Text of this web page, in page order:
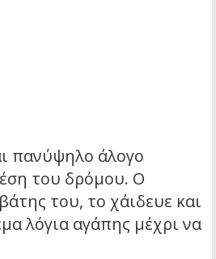
πανύψηλο άλογο
του δρόμου. Ο
του, το χάιδευε και
λόγια αγάπης μέχρι να